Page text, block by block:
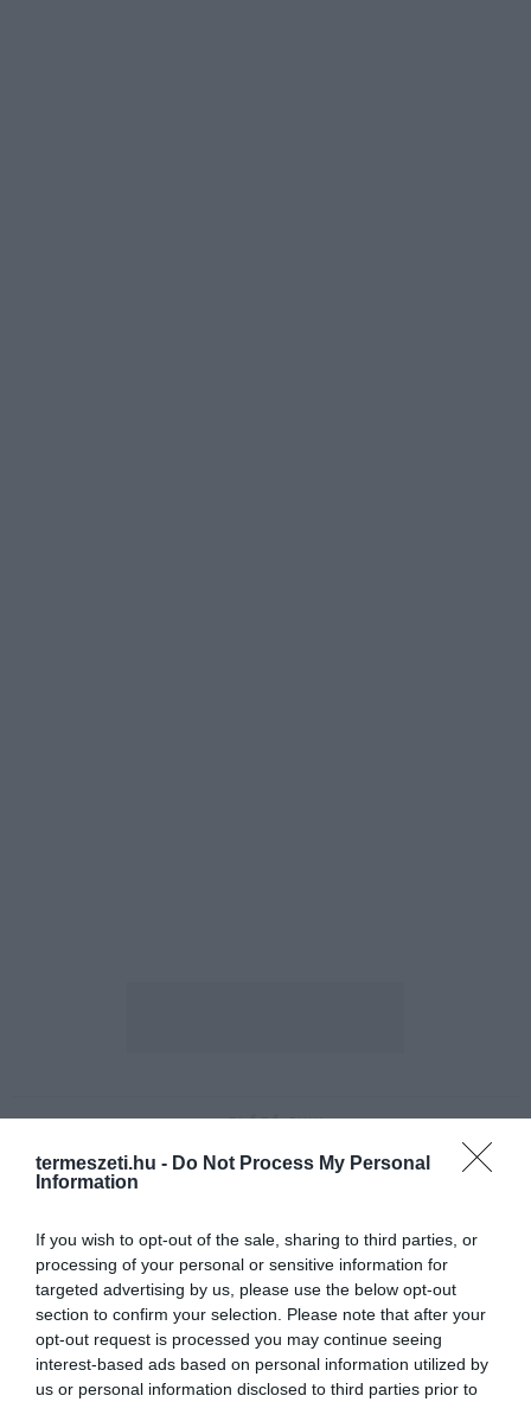
termeszeti.hu - Do Not Process My Personal
Information
If you wish to opt-out of the sale, sharing to third parties, or
processing of your personal or sensitive information for
targeted advertising by us, please use the below opt-out
section to confirm your selection. Please note that after your
opt-out request is processed you may continue seeing
interest-based ads based on personal information utilized by
us or personal information disclosed to third parties prior to
ELŐZŐ CIKK
MOSSUK MEG TOJÁSBAN (!) A ZÖLDSÉGEKET,
GYÜMÖLCSÖKET, HOGY TOVÁBB MARADJANAK FRISSEK
FOGÉKONYABBAK A KORONAVÍRUSRA A MAGAS FÉRFIAK
HASONLÓ ÉRDEKESSÉGEK